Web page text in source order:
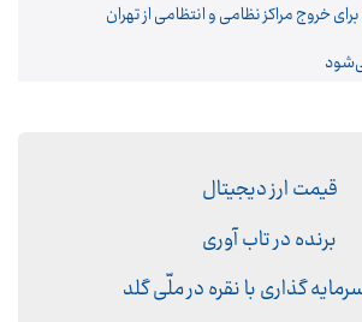
خروج مراکز نظامی و انتظامی از تهران
قیمت ارز دیجیتال
برنده در تاب آوری
گذاری با نقره در ملّی گلد